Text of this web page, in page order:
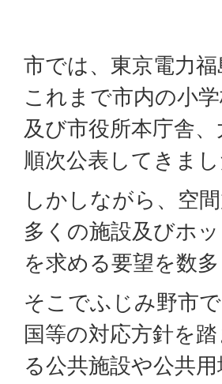
市では、東京電力
これまで市内の小
及び市役所本庁舎
順次公表してきまし
しかしながら、空
多くの施設及びホ
を求める要望を数
そこでふじみ野市
国等の対応方針を
る公共施設や公共